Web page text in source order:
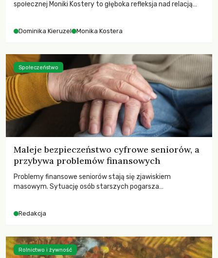
społecznej Moniki Kostery to głęboka refleksja nad relacją
Dominika Kieruzel Monika Kostera
Maleje bezpieczeństwo cyfrowe seniorów, a
przybywa problemów finansowych
Problemy finansowe seniorów stają się zjawiskiem
masowym. Sytuację osób starszych pogarsza
Redakcja
Społeczeństwo
Rolnictwo i żywność